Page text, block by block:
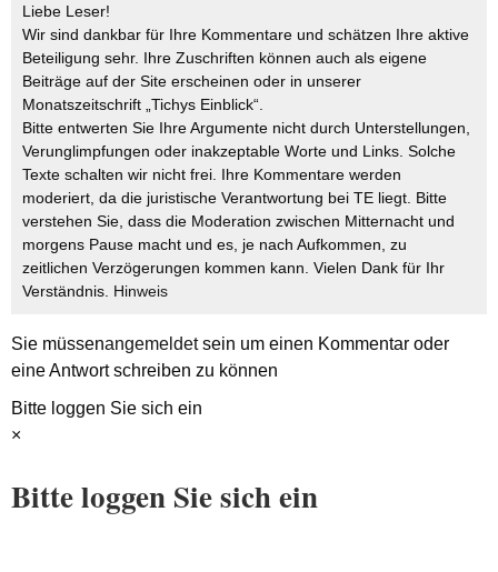
Liebe Leser!
Wir sind dankbar für Ihre Kommentare und schätzen Ihre aktive
Beteiligung sehr. Ihre Zuschriften können auch als eigene
Beiträge auf der Site erscheinen oder in unserer
Monatszeitschrift „Tichys Einblick“.
Bitte entwerten Sie Ihre Argumente nicht durch Unterstellungen,
Verunglimpfungen oder inakzeptable Worte und Links. Solche
Texte schalten wir nicht frei. Ihre Kommentare werden
moderiert, da die juristische Verantwortung bei TE liegt. Bitte
verstehen Sie, dass die Moderation zwischen Mitternacht und
morgens Pause macht und es, je nach Aufkommen, zu
zeitlichen Verzögerungen kommen kann. Vielen Dank für Ihr
Verständnis. Hinweis
Sie müssenangemeldetsein um einen Kommentar oder
eine Antwort schreiben zu können
Bitte loggen Sie sich ein
×
Bitte loggen Sie sich ein